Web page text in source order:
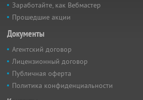
Заработайте, как Вебмастер
Прошедшие акции
Документы
Агентский договор
Лицензионный договор
Публичная оферта
Политика конфиденциальности